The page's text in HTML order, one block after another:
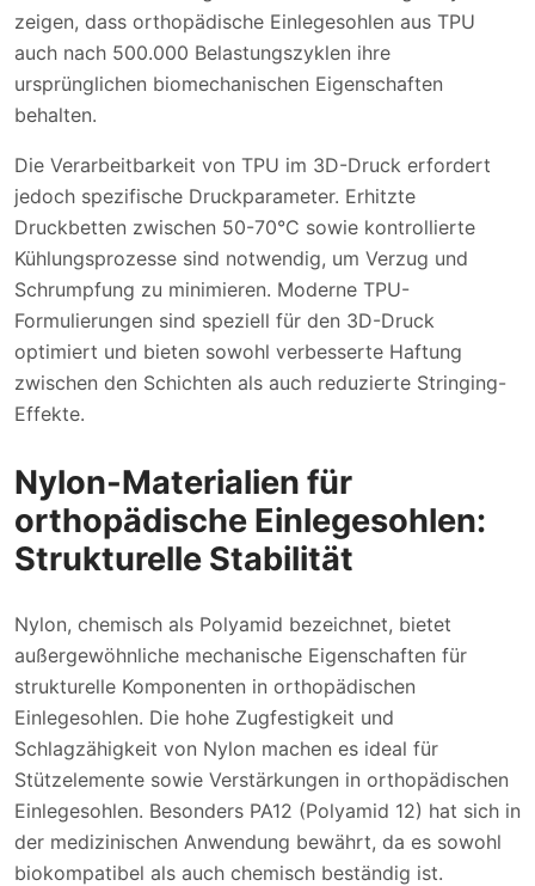
zeigen, dass orthopädische Einlegesohlen aus TPU
auch nach 500.000 Belastungszyklen ihre
ursprünglichen biomechanischen Eigenschaften
behalten.
Die Verarbeitbarkeit von TPU im 3D-Druck erfordert
jedoch spezifische Druckparameter. Erhitzte
Druckbetten zwischen 50-70°C sowie kontrollierte
Kühlungsprozesse sind notwendig, um Verzug und
Schrumpfung zu minimieren. Moderne TPU-
Formulierungen sind speziell für den 3D-Druck
optimiert und bieten sowohl verbesserte Haftung
zwischen den Schichten als auch reduzierte Stringing-
Effekte.
Nylon-Materialien für
orthopädische Einlegesohlen:
Strukturelle Stabilität
Nylon, chemisch als Polyamid bezeichnet, bietet
außergewöhnliche mechanische Eigenschaften für
strukturelle Komponenten in orthopädischen
Einlegesohlen. Die hohe Zugfestigkeit und
Schlagzähigkeit von Nylon machen es ideal für
Stützelemente sowie Verstärkungen in orthopädischen
Einlegesohlen. Besonders PA12 (Polyamid 12) hat sich in
der medizinischen Anwendung bewährt, da es sowohl
biokompatibel als auch chemisch beständig ist.